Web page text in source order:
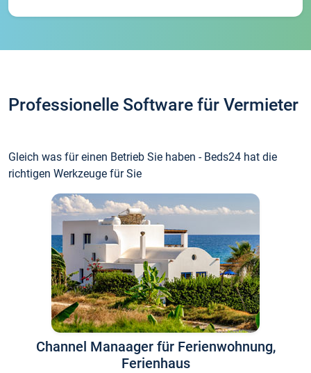
Professionelle Software für Vermieter
Gleich was für einen Betrieb Sie haben - Beds24 hat die
richtigen Werkzeuge für Sie
Channel Manaager für Ferienwohnung,
Ferienhaus